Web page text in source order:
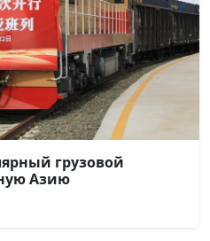
грузовой
Азию